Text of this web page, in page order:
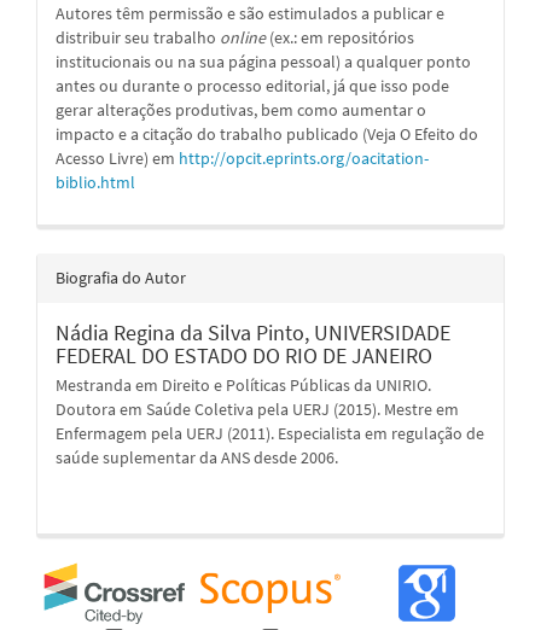
Autores têm permissão e são estimulados a publicar e
distribuir seu trabalho online(ex.: em repositórios
institucionais ou na sua página pessoal) a qualquer ponto
antes ou durante o processo editorial, já que isso pode
gerar alterações produtivas, bem como aumentar o
impacto e a citação do trabalho publicado (Veja O Efeito do
Acesso Livre) em http://opcit.eprints.org/oacitation-
biblio.html
Biografia do Autor
Nádia Regina da Silva Pinto, UNIVERSIDADE
FEDERAL DO ESTADO DO RIO DE JANEIRO
Mestranda em Direito e Políticas Públicas da UNIRIO.
Doutora em Saúde Coletiva pela UERJ (2015). Mestre em
Enfermagem pela UERJ (2011). Especialista em regulação de
saúde suplementar da ANS desde 2006.